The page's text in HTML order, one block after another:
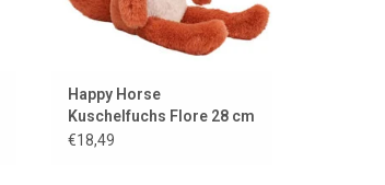
Happy Horse
Kuschelfuchs Flore 28 cm
€18,49